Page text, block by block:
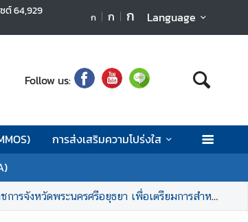
ต์64,929 ก ก ก Language
Follow us:
การส่งเสริมความโปร่งใส
ร์การทูตไทย” ในสมัยกรุงศรีอยุธยา ในโอกาสการครบรอบ 150 ปี การสถาปนากระทรวงการต่างประเทศในปี 2568